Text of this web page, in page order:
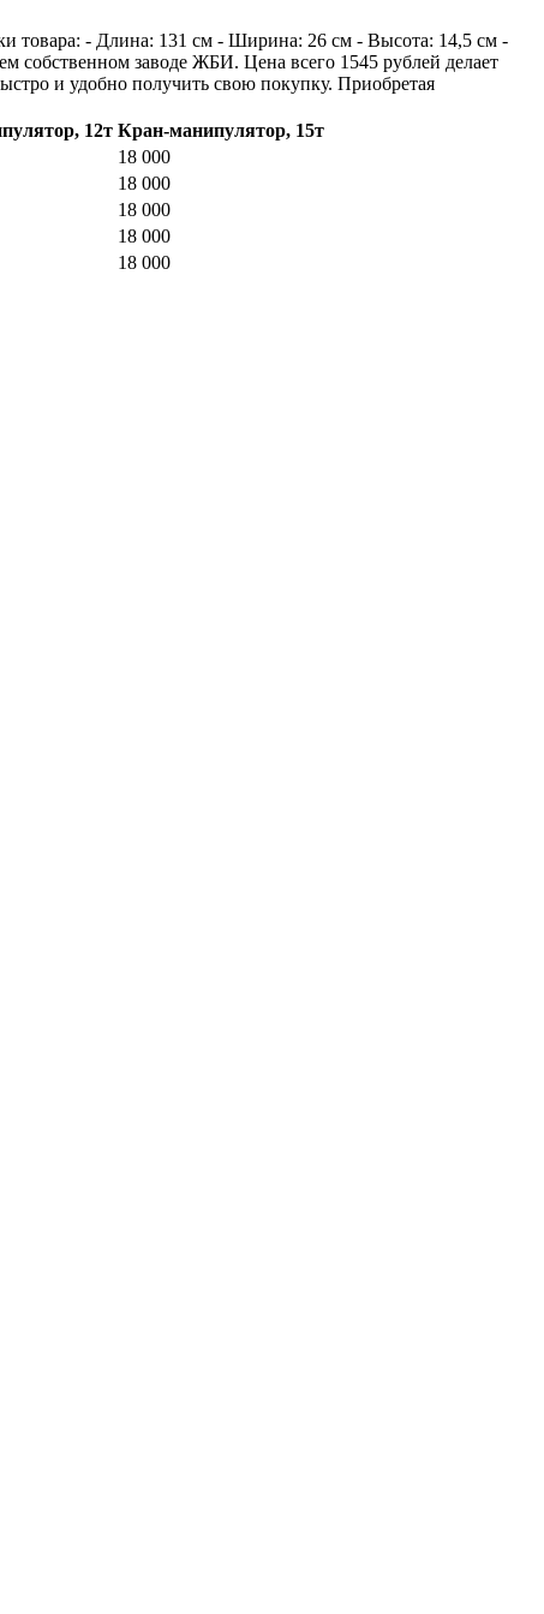
товара: - Длина: 131 см - Ширина: 26 см - Высота: 14,5 см -
собственном заводе ЖБИ. Цена всего 1545 рублей делает
и удобно получить свою покупку. Приобретая
12т Кран-манипулятор, 15т
18 000
18 000
18 000
18 000
18 000